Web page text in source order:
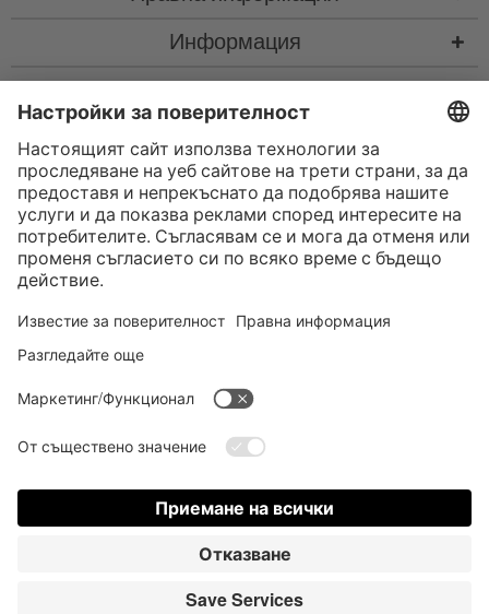
Информация
такса за колетна пратка и при нужда такса за наложен платеж, ако не е
посочено друго
* Словната марка и логата на Bluetooth® са регистрирани търговски
марки, собственост на Bluetooth SIG, Inc., и всяко използване на тези
марки от страна на Satisfyer GmbH е съгласно лиценз.
Apple, логото на Apple и Apple Watch са търговски марки на Apple Inc.
Google Play и логото на Google Play са търговски марки на Google LLC.
Contact us today
Ръководство за експлоатация Контакт